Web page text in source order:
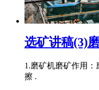
选矿讲稿(3)
1.磨矿机磨矿作用
擦 .